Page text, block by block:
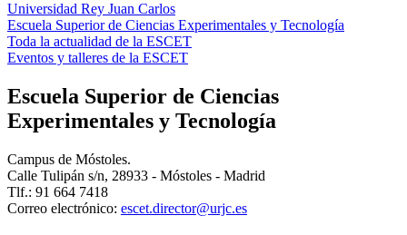
Universidad Rey Juan Carlos
Escuela Superior de Ciencias Experimentales y Tecnología
Toda la actualidad de la ESCET
Eventos y talleres de la ESCET
Escuela Superior de Ciencias
Experimentales y Tecnología
Campus de Móstoles.
Calle Tulipán s/n, 28933 - Móstoles - Madrid
Tlf.: 91 664 7418
Correo electrónico: